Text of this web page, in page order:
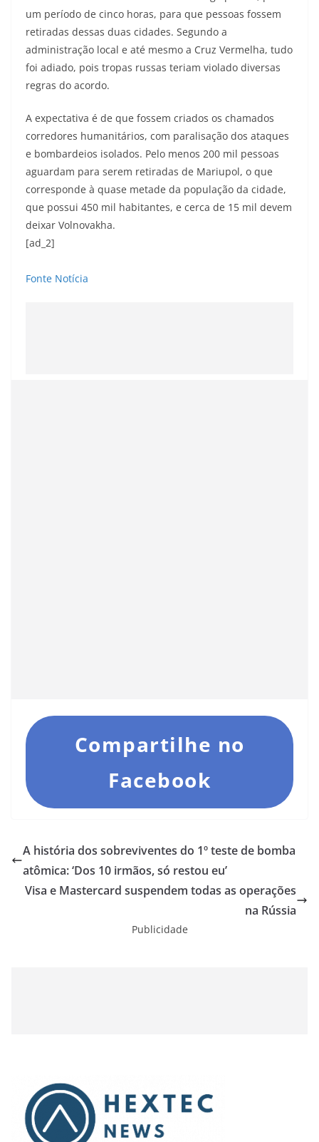
um período de cinco horas, para que pessoas fossem
retiradas dessas duas cidades. Segundo a
administração local e até mesmo a Cruz Vermelha, tudo
foi adiado, pois tropas russas teriam violado diversas
regras do acordo.
A expectativa é de que fossem criados os chamados
corredores humanitários, com paralisação dos ataques
e bombardeios isolados. Pelo menos 200 mil pessoas
aguardam para serem retiradas de Mariupol, o que
corresponde à quase metade da população da cidade,
que possui 450 mil habitantes, e cerca de 15 mil devem
deixar Volnovakha.
[ad_2]
Fonte Notícia
Compartilhe no
Facebook
A história dos sobreviventes do 1º teste de bomba
atômica: ‘Dos 10 irmãos, só restou eu’
Visa e Mastercard suspendem todas as operações
na Rússia
Publicidade